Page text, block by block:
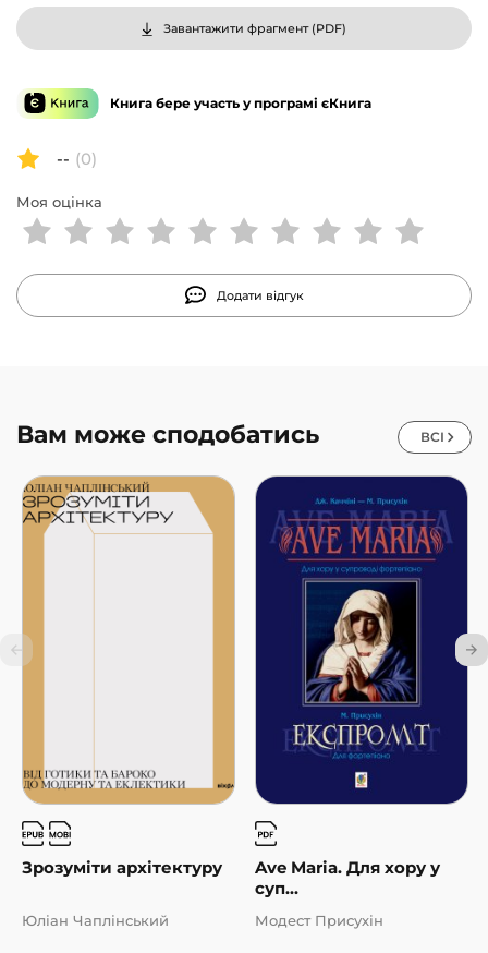
Завантажити фрагмент (PDF)
Книга бере участь у програмі єКнига
-- (0)
Моя оцінка
Додати відгук
Вам може сподобатись ВСІ
Зрозуміти архітектуру
Юліан Чаплінський
Ave Maria. Для хору у
суп...
Модест Присухін